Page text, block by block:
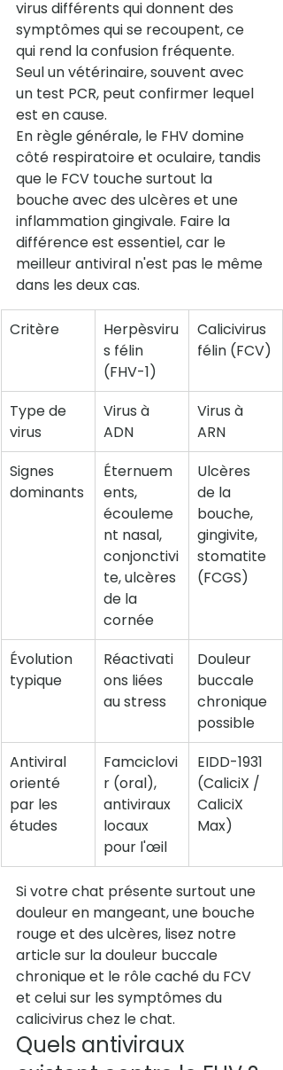
virus différents qui donnent des
symptômes qui se recoupent, ce
qui rend la confusion fréquente.
Seul un vétérinaire, souvent avec
un test PCR, peut confirmer lequel
est en cause.
En règle générale, le FHV domine
côté respiratoire et oculaire, tandis
que le FCV touche surtout la
bouche avec des ulcères et une
inflammation gingivale. Faire la
différence est essentiel, car le
meilleur antiviral n'est pas le même
dans les deux cas.
Critère
Herpèsviru
s félin
(FHV-1)
Calicivirus
félin (FCV)
Type de
virus
Virus à
ADN
Virus à
ARN
Signes
dominants
Éternuem
ents,
écouleme
nt nasal,
conjonctivi
te, ulcères
de la
cornée
Ulcères
de la
bouche,
gingivite,
stomatite
(FCGS)
Évolution
typique
Réactivati
ons liées
au stress
Douleur
buccale
chronique
possible
Antiviral
orienté
par les
études
Famciclovi
r (oral),
antiviraux
locaux
pour l'œil
EIDD-1931
(CaliciX /
CaliciX
Max)
Si votre chat présente surtout une
douleur en mangeant, une bouche
rouge et des ulcères, lisez notre
article sur la douleur buccale
chronique et le rôle caché du FCV
et celui sur les symptômes du
calicivirus chez le chat.
Quels antiviraux